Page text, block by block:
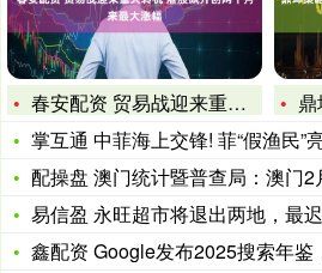
春安配资 贸易战迎来重大转机 港股飙升创两个月来最大涨幅
鼎坤
掌互通 中菲海上交锋! 菲“假渔民”
配操盘 澳门统计暨普查局：澳门2月至
易信盈 永旺超市将退出两地，最
鑫配资 Google发布2025搜索年鉴